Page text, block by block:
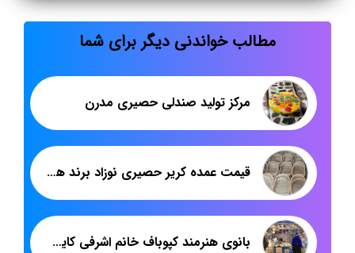
مطالب خواندنی دیگر برای شما
مرکز تولید صندلی حصیری مدرن
قیمت عمده کریر حصیری نوزاد برند هدیکا: راهنمای کامل برای والدین و فروشندگان
بانوی هنرمند کپوباف خانم اشرفی کایدخورده